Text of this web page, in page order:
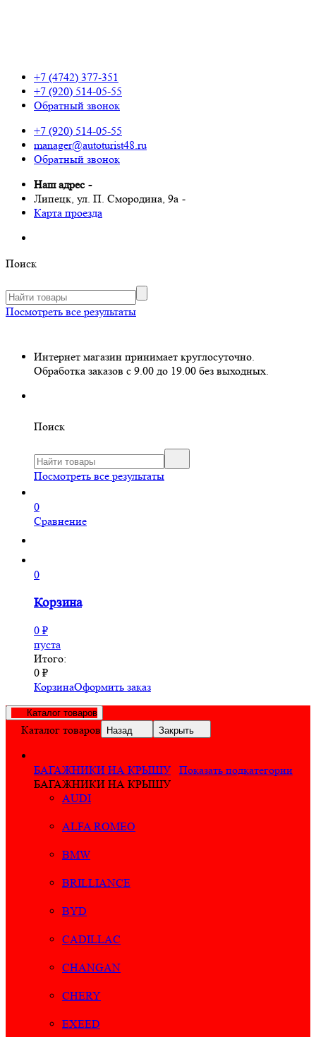
+7 (4742) 377-351
+7 (920) 514-05-55
Обратный звонок
+7 (920) 514-05-55
manager@autoturist48.ru
Обратный звонок
Наш адрес -
Липецк, ул. П. Смородина, 9а -
Карта проезда
Поиск
Посмотреть все результаты
Интернет магазин принимает круглосуточно.
Обработка заказов с 9.00 до 19.00 без выходных.
Поиск
Посмотреть все результаты
0
Сравнение
0
Корзина
0 ₽
пуста
Итого:
0 ₽
КорзинаОформить заказ
Каталог товаров
Каталог товаров Назад Закрыть
БАГАЖНИКИ НА КРЫШУ
Показать подкатегории
БАГАЖНИКИ НА КРЫШУ
AUDI
ALFA ROMEO
BMW
BRILLIANCE
BYD
CADILLAC
CHANGAN
CHERY
EXEED